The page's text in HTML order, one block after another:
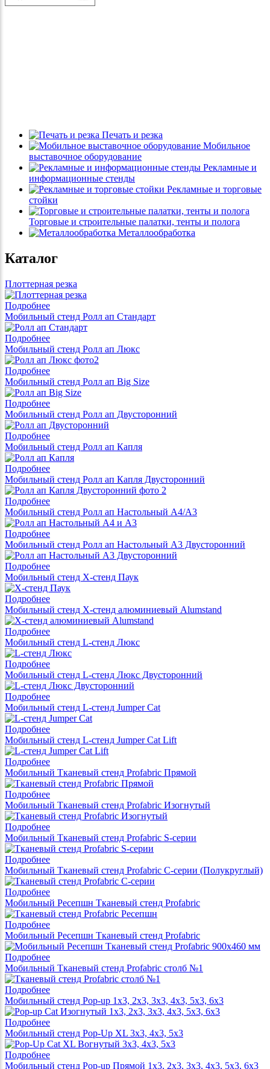
Печать и резка
Мобильное
выставочное оборудование
Рекламные и
информационные стенды
Рекламные и торговые
стойки
Торговые и строительные палатки, тенты и полога
Металлообработка
Каталог
Плоттерная резка
Подробнее
Мобильный стенд Ролл ап Стандарт
Подробнее
Мобильный стенд Ролл ап Люкс
Подробнее
Мобильный стенд Ролл ап Big Size
Подробнее
Мобильный стенд Ролл ап Двусторонний
Подробнее
Мобильный стенд Ролл ап Капля
Подробнее
Мобильный стенд Ролл ап Капля Двусторонний
Подробнее
Мобильный стенд Ролл ап Настольный А4/A3
Подробнее
Мобильный стенд Ролл ап Настольный A3 Двусторонний
Подробнее
Мобильный стенд X-стенд Паук
Подробнее
Мобильный стенд X-стенд алюминиевый Alumstand
Подробнее
Мобильный стенд L-стенд Люкс
Подробнее
Мобильный стенд L-стенд Люкс Двусторонний
Подробнее
Мобильный стенд L-стенд Jumper Cat
Подробнее
Мобильный стенд L-стенд Jumper Cat Lift
Подробнее
Мобильный Тканевый стенд Profabric Прямой
Подробнее
Мобильный Тканевый стенд Profabric Изогнутый
Подробнее
Мобильный Тканевый стенд Profabric S-серии
Подробнее
Мобильный Тканевый стенд Profabric С-серии (Полукруглый)
Подробнее
Мобильный Ресепшн Тканевый стенд Profabric
Подробнее
Мобильный Ресепшн Тканевый стенд Profabric
Подробнее
Мобильный Тканевый стенд Profabric столб №1
Подробнее
Мобильный стенд Pop-up 1x3, 2x3, 3x3, 4x3, 5x3, 6x3
Подробнее
Мобильный стенд Pop-Up XL 3x3, 4x3, 5x3
Подробнее
Мобильный стенд Pop-up Прямой 1x3, 2x3, 3x3, 4x3, 5x3, 6x3